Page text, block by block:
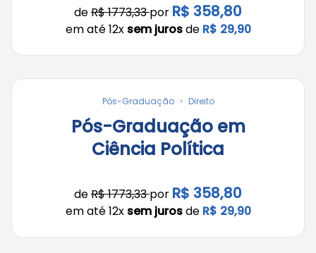
deR$ 1773,33por R$ 358,80
em até 12x sem jurosde R$ 29,90
Pós-Graduação Direito
Pós-Graduação em
Ciência Política
deR$ 1773,33por R$ 358,80
em até 12x sem jurosde R$ 29,90